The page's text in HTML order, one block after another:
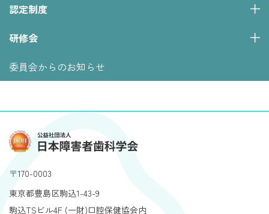
認定制度
研修会
委員会からのお知らせ
〒170-0003
東京都豊島区駒込1-43-9
駒込TSビル4F (一財)口腔保健協会内